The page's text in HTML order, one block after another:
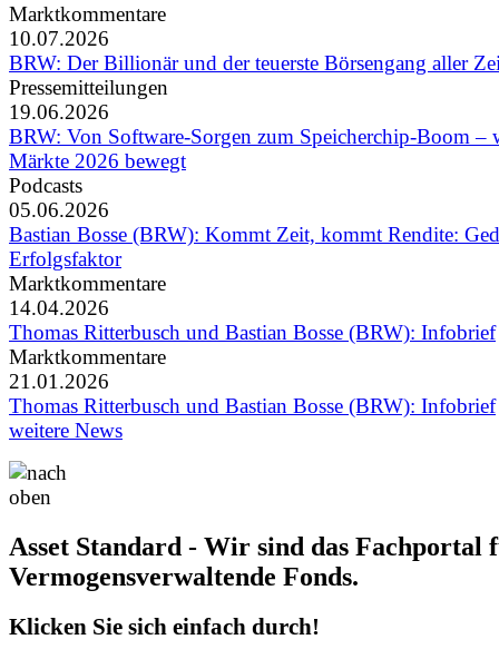
Marktkommentare
10.07.2026
BRW: Der Billionär und der teuerste Börsengang aller
Pressemitteilungen
19.06.2026
BRW: Von Software-Sorgen zum Speicherchip-Boom –
Märkte 2026 bewegt
Podcasts
05.06.2026
Bastian Bosse (BRW): Kommt Zeit, kommt Rendite:
Erfolgsfaktor
Marktkommentare
14.04.2026
Thomas Ritterbusch und Bastian Bosse (BRW): Infobrief
Marktkommentare
21.01.2026
Thomas Ritterbusch und Bastian Bosse (BRW): Infobrief
weitere News
Asset Standard - Wir sind das Fachportal
Vermogensverwaltende Fonds.
Klicken Sie sich einfach durch!